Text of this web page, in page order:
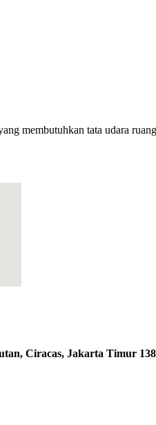
membutuhkan tata udara
Ciracas, Jakarta Timur